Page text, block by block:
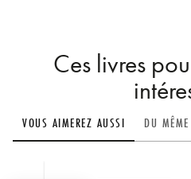
Ces livres
VOUS AIMEREZ AUSSI DU